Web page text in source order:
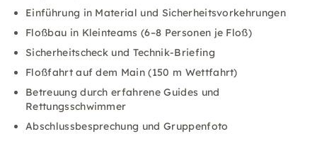
Einführung in Material und Sicherheitsvorkehrungen
Floßbau in Kleinteams (6–8 Personen je Floß)
Sicherheitscheck und Technik-Briefing
Floßfahrt auf dem Main (150 m Wettfahrt)
Betreuung durch erfahrene Guides und
Rettungsschwimmer
Abschlussbesprechung und Gruppenfoto